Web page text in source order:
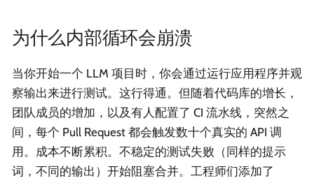
为什么内部循环会崩溃
当你开始一个 LLM 项目时，你会通过运行应用程序并观
察输出来进行测试。这行得通。但随着代码库的增长，
团队成员的增加，以及有人配置了 CI 流水线，突然之
间，每个 Pull Request 都会触发数十个真实的 API 调
用。成本不断累积。不稳定的测试失败（同样的提示
词，不同的输出）开始阻塞合并。工程师们添加了